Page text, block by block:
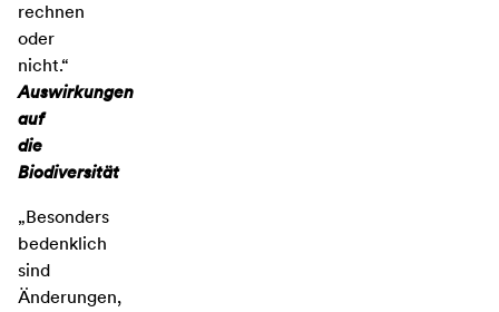
rechnen
oder
nicht.“
Auswirkungen
auf
die
Biodiversität
„Besonders
bedenklich
sind
Änderungen,